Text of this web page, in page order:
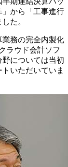
から「工事進行
た。
務の完全内製化
ラウド会計ソフ
野については当初
いただいていま